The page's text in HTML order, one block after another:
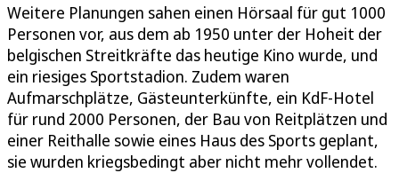
Weitere Planungen sahen einen Hörsaal für gut 1000
Personen vor, aus dem ab 1950 unter der Hoheit der
belgischen Streitkräfte das heutige Kino wurde, und
ein riesiges Sportstadion. Zudem waren
Aufmarschplätze, Gästeunterkünfte, ein KdF-Hotel
für rund 2000 Personen, der Bau von Reitplätzen und
einer Reithalle sowie eines Haus des Sports geplant,
sie wurden kriegsbedingt aber nicht mehr vollendet.